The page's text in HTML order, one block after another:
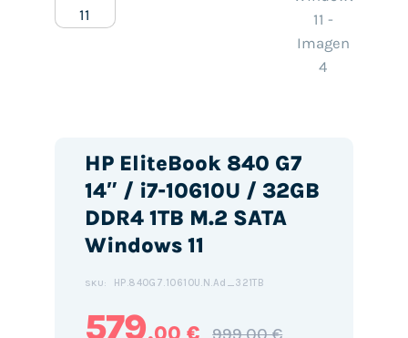
HP EliteBook 840 G7
14″ / i7-10610U / 32GB
DDR4 1TB M.2 SATA
Windows 11
SKU: HP.840G7.10610U.N.Ad_321TB
579